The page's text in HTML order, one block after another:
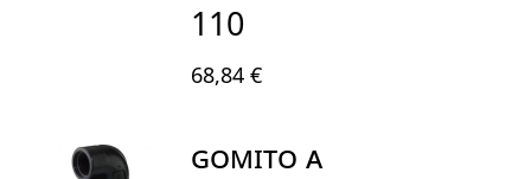
110
68,84 €
GOMITO A